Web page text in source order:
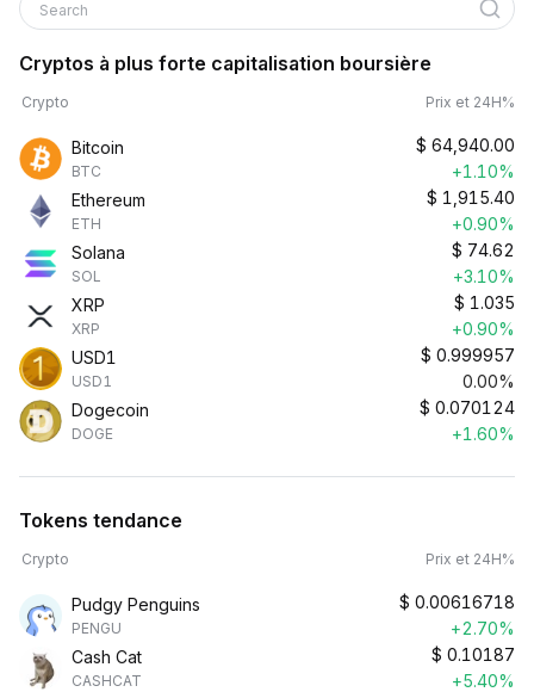
Search
Cryptos à plus forte capitalisation boursière
Crypto Prix et 24H%
Bitcoin
BTC
$ 64,940.00
+1.10%
Ethereum
ETH
$ 1,915.40
+0.90%
Solana
SOL
$ 74.62
+3.10%
XRP
XRP
$ 1.035
+0.90%
USD1
USD1
$ 0.999957
0.00%
Dogecoin
DOGE
$ 0.070124
+1.60%
Tokens tendance
Crypto Prix et 24H%
Pudgy Penguins
PENGU
$ 0.00616718
+2.70%
Cash Cat
CASHCAT
$ 0.10187
+5.40%